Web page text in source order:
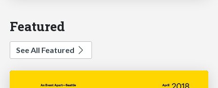
Featured
See All Featured